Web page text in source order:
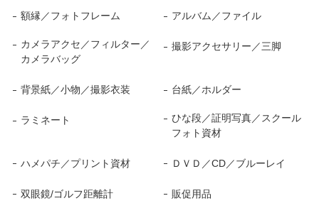
額縁／フォトフレーム アルバム／ファイル
カメラアクセ／フィルター／
カメラバッグ
撮影アクセサリー／三脚
背景紙／小物／撮影衣装 台紙／ホルダー
ラミネート
ひな段／証明写真／スクール
フォト資材
ハメパチ／プリント資材 ＤＶＤ／CD／ブルーレイ
双眼鏡/ゴルフ距離計 販促用品